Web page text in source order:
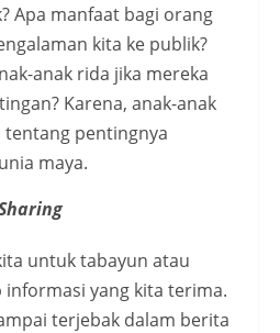
Apa manfaat bagi orang
kita ke publik?
anak rida jika mereka
Karena, anak-anak
pentingnya
maya.
untuk tabayun atau
yang kita terima.
terjebak dalam berita